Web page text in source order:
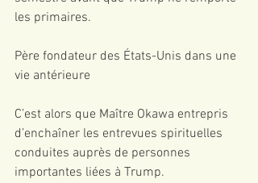
les primaires.
Père fondateur des États-Unis dans une
vie antérieure
C’est alors que Maître Okawa entrepris
d’enchaîner les entrevues spirituelles
conduites auprès de personnes
importantes liées à Trump.